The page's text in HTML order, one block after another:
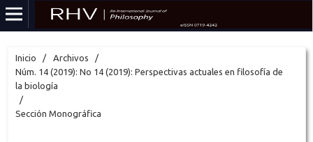
Inicio / Archivos
/
Núm. 14 (2019): No 14 (2019): Perspectivas actuales en filosofía de
la biología
/
Sección Monográfica